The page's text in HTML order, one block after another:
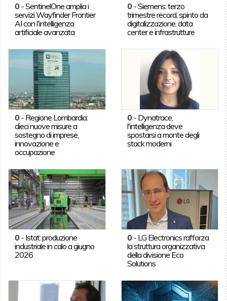
0-SentinelOne amplia i
servizi Wayfinder Frontier
AI con l'intelligenza
artificiale avanzata
0 -Siemens: terzo
trimestre record, spinto da
digitalizzazione, data
center e infrastrutture
0- Regione Lombardia:
dieci nuove misure a
sostegno di imprese,
innovazione e
occupazione
0 - Dynatrace,
l'intelligenza deve
spostarsi a monte degli
stack moderni
0- Istat: produzione
industriale in calo a giugno
2026
0 - LG Electronics rafforza
la struttura organizzativa
della divisione Eco
Solutions